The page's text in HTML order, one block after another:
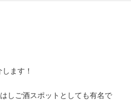
ます！
しご酒スポットとしても有名で